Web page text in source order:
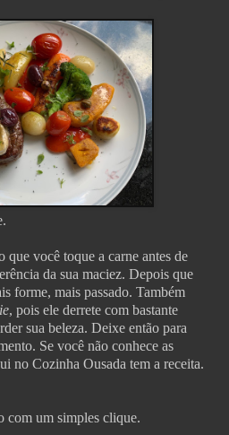
que você toque a carne antes de
da sua maciez. Depois que
forme, mais passado. Também
, pois ele derrete com bastante
sua beleza. Deixe então para
Se você não conhece as
no Cozinha Ousada tem a receita.
com um simples clique.